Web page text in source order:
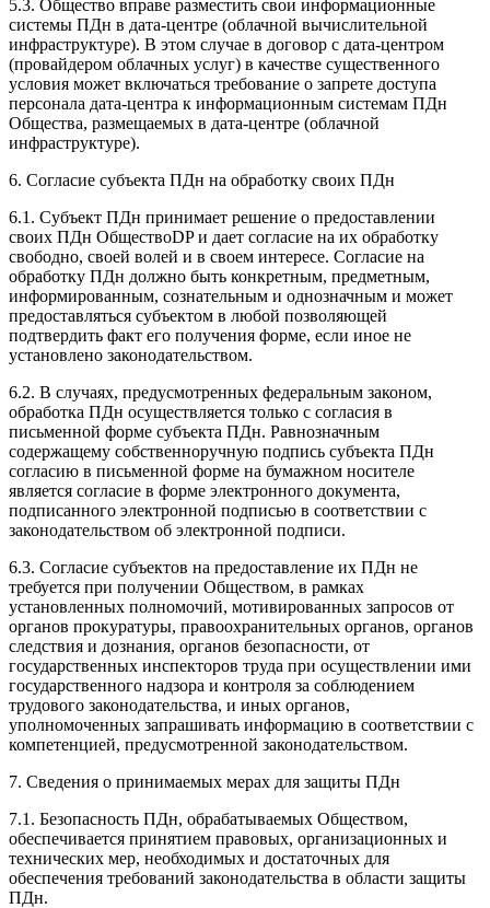
5.3. Общество вправе разместить свои информационные
системы ПДн в дата-центре (облачной вычислительной
инфраструктуре). В этом случае в договор с дата-центром
(провайдером облачных услуг) в качестве существенного
условия может включаться требование о запрете доступа
персонала дата-центра к информационным системам ПДн
Общества, размещаемых в дата-центре (облачной
инфраструктуре).
6. Согласие субъекта ПДн на обработку своих ПДн
6.1. Субъект ПДн принимает решение о предоставлении
своих ПДн ОбществоDP и дает согласие на их обработку
свободно, своей волей и в своем интересе. Согласие на
обработку ПДн должно быть конкретным, предметным,
информированным, сознательным и однозначным и может
предоставляться субъектом в любой позволяющей
подтвердить факт его получения форме, если иное не
установлено законодательством.
6.2. В случаях, предусмотренных федеральным законом,
обработка ПДн осуществляется только с согласия в
письменной форме субъекта ПДн. Равнозначным
содержащему собственноручную подпись субъекта ПДн
согласию в письменной форме на бумажном носителе
является согласие в форме электронного документа,
подписанного электронной подписью в соответствии с
законодательством об электронной подписи.
6.3. Согласие субъектов на предоставление их ПДн не
требуется при получении Обществом, в рамках
установленных полномочий, мотивированных запросов от
органов прокуратуры, правоохранительных органов, органов
следствия и дознания, органов безопасности, от
государственных инспекторов труда при осуществлении ими
государственного надзора и контроля за соблюдением
трудового законодательства, и иных органов,
уполномоченных запрашивать информацию в соответствии с
компетенцией, предусмотренной законодательством.
7. Сведения о принимаемых мерах для защиты ПДн
7.1. Безопасность ПДн, обрабатываемых Обществом,
обеспечивается принятием правовых, организационных и
технических мер, необходимых и достаточных для
обеспечения требований законодательства в области защиты
ПДн.